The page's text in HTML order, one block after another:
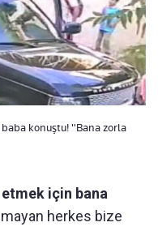
konuştu! "Bana zorla
için bana
herkes bize